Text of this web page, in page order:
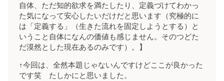
自体、ただ知的欲求を満たしたり、定義づけてわかっ
た気になって安心したいだけだと思います（究極的に
は「定義する」（生きた流れを固定しようとする）と
いうこと自体になんの価値も感じません。そのつどた
だ漠然とした現在あるのみです）。】
↑今回は、全然本題じゃないんですけどここが良かった
です笑 たしかにと思いました。